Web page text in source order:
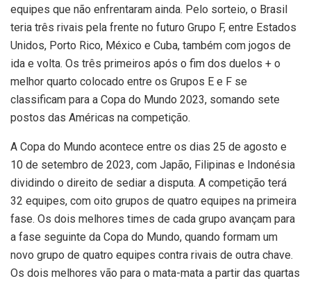
equipes que não enfrentaram ainda. Pelo sorteio, o Brasil
teria três rivais pela frente no futuro Grupo F, entre Estados
Unidos, Porto Rico, México e Cuba, também com jogos de
ida e volta. Os três primeiros após o fim dos duelos + o
melhor quarto colocado entre os Grupos E e F se
classificam para a Copa do Mundo 2023, somando sete
postos das Américas na competição.
A Copa do Mundo acontece entre os dias 25 de agosto e
10 de setembro de 2023, com Japão, Filipinas e Indonésia
dividindo o direito de sediar a disputa. A competição terá
32 equipes, com oito grupos de quatro equipes na primeira
fase. Os dois melhores times de cada grupo avançam para
a fase seguinte da Copa do Mundo, quando formam um
novo grupo de quatro equipes contra rivais de outra chave.
Os dois melhores vão para o mata-mata a partir das quartas